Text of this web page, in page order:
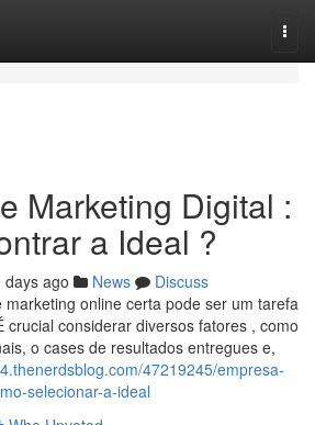
Marketing Digital :
a Ideal ?
days ago News
Discuss
marketing online certa pode ser um tarefa
crucial considerar diversos fatores , como
o cases de resultados entregues e,
47219245/empresa-
selecionar-a-ideal